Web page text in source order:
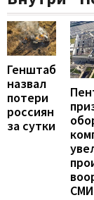
Генштаб
назвал
потери
россиян
за сутки
СМИ